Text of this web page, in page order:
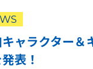
ャラクター＆
表！